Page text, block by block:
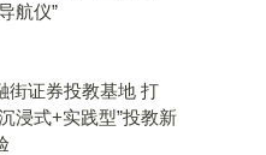
导航仪”
街证券投教基地 打
浸式+实践型”投教新